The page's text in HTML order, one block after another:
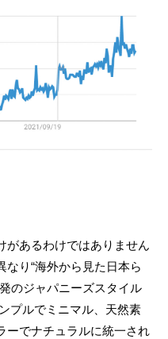
があるわけではありません
り“海外から見た日本ら
のジャパニーズスタイル
プルでミニマル、天然素
ーでナチュラルに統一され